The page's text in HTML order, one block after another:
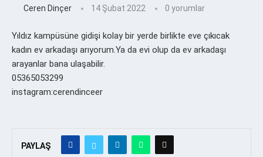
Ceren Dinçer 14 Şubat 2022 0 yorumlar
Yıldız kampüsüne gidişi kolay bir yerde birlikte eve çıkıcak
kadın ev arkadaşı arıyorum.Ya da evi olup da ev arkadaşı
arayanlar bana ulaşabilir.
05365053299
instagram:cerendinceer
PAYLAŞ